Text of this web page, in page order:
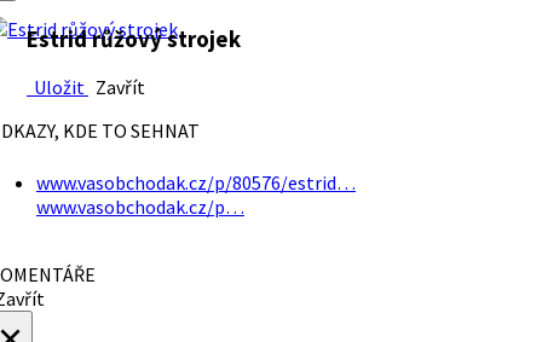
Estrid růžový strojek
Uložit Zavřít
KDE TO SEHNAT
www.vasobchodak.cz/p/80576/estrid…
www.vasobchodak.cz/p…